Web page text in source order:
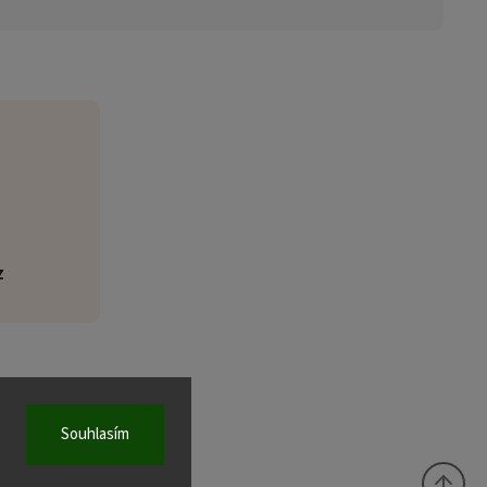
Souhlasím